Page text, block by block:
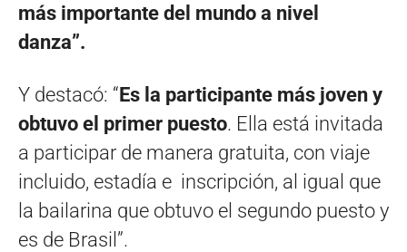
más importante del mundo a nivel
danza”.
Y destacó: “Es la participante más joven y
obtuvo el primer puesto. Ella está invitada
a participar de manera gratuita, con viaje
incluido, estadía e inscripción, al igual que
la bailarina que obtuvo el segundo puesto y
es de Brasil”.